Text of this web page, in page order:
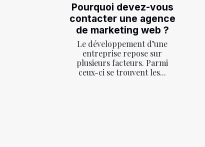
Pourquoi devez-vous
contacter une agence
de marketing web ?
Le développement d’une
entreprise repose sur
plusieurs facteurs. Parmi
ceux-ci se trouvent les...